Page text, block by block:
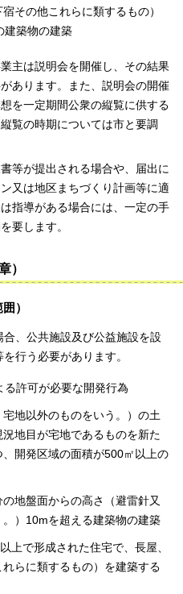
その他これらに類するもの）
建築物の建築
主は説明会を開催し、その結果
あります。また、説明会の開催
を一定期間公衆の縦覧に供する
覧の時期については市と要調
等が提出される場合や、届出に
又は地区まちづくり計画等に適
指導がある場合には、一定の手
要します。
）
）
、公共施設及び公益施設を設
行う必要があります。
許可が必要な開発行為
地以外のものをいう。）の土
地目が宅地であるものを新た
開発区域の面積が500㎡以上の
地盤面からの高さ（避雷針又
）10mを超える建築物の建築
上で形成された住宅で、長屋、
らに類するもの）を建築する